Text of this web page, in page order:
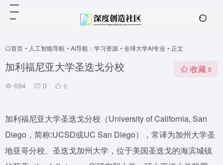
首页 • 人工智能导航 • AI导航：学习资源 • 全球大学AI专业 • 正文
加利福尼亚大学圣迭戈分校
694 0 0
收藏 0
加利福尼亚大学圣迭戈分校（University of California, San
Diego，简称:UCSD或UC San Diego），常译为加州大学圣
地亚哥分校、圣迭戈加州大学，位于美国圣迭戈的海滨城镇